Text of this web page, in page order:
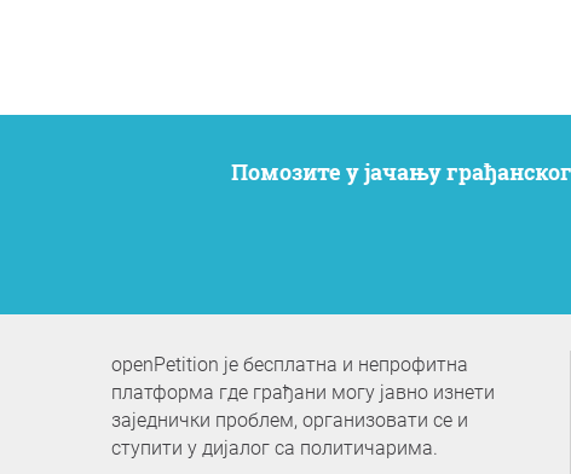
Помозите у јачању
openPetition је бесплатна и непрофитна
платформа где грађани могу јавно изнети
заједнички проблем, организовати се и
ступити у дијалог са политичарима.